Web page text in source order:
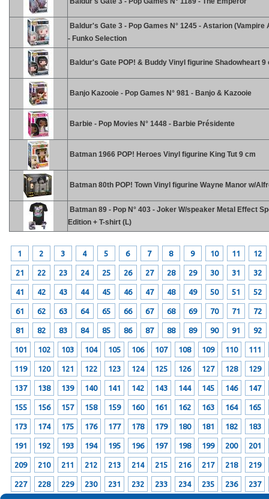
Baldur's Gate 3 - Pop Games N° 1245 - Astarion (Vampire
- Funko Selection
Baldur's Gate POP! & Buddy Vinyl figurine Shadowheart 9
Banjo Kazooie - Pop Games N° 981 - Banjo & Kazooie
Barbie - Pop Movies N° 1448 - Barbie Présidente
Batman 1966 POP! Heroes Vinyl figurine King Tut 9 cm
Batman 80th POP! Town Vinyl figurine Wayne Manor w/
Batman 89 - Pop N° 403 - Joker W/speaker Metal Effect
Edition + T-shirt (L)
1 2 3 4 5 6 7 8 9 10 11 12
21 22 23 24 25 26 27 28 29 30 31 32
41 42 43 44 45 46 47 48 49 50 51 52
61 62 63 64 65 66 67 68 69 70 71 72
81 82 83 84 85 86 87 88 89 90 91 92
101 102 103 104 105 106 107 108 109 110 111
119 120 121 122 123 124 125 126 127 128 129
137 138 139 140 141 142 143 144 145 146 147
155 156 157 158 159 160 161 162 163 164 165
173 174 175 176 177 178 179 180 181 182 183
191 192 193 194 195 196 197 198 199 200 201
209 210 211 212 213 214 215 216 217 218 219
227 228 229 230 231 232 233 234 235 236 237